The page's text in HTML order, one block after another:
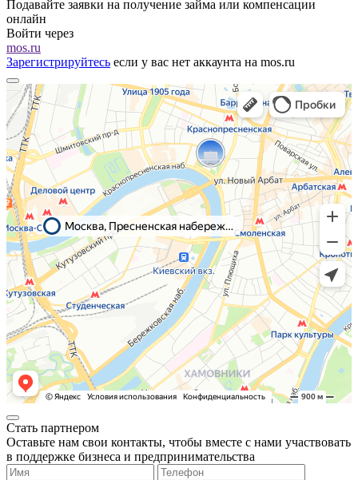
Подавайте заявки на получение займа или компенсации
онлайн
Войти через
mos.ru
Зарегистрируйтесь если у вас нет аккаунта на mos.ru
Стать партнером
Оставьте нам свои контакты, чтобы вместе с нами участвовать
в поддержке бизнеса и предпринимательства